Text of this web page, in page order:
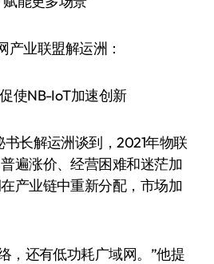
产业联盟解运洲：
使NB-IoT加速创新
长解运洲谈到，2021年物联
遍涨价、经营困难和迷茫加
产业链中重新分配，市场加
，还有低功耗广域网。”他提